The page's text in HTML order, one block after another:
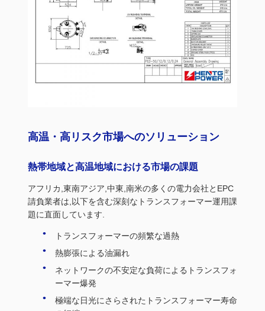
高温・高リスク市場へのソリューション
熱帯地域と高温地域における市場の課題
アフリカ,東南アジア,中東,南米の多くの電力会社とEPC
請負業者は,以下を含む深刻なトランスフォーマー運用課
題に直面しています.
トランスフォーマーの頻繁な過熱
熱膨張による油漏れ
ネットワークの不安定な負荷によるトランスフォ
ーマー爆発
極端な日光にさらされたトランスフォーマー寿命